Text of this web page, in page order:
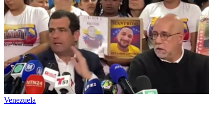
Venezuela